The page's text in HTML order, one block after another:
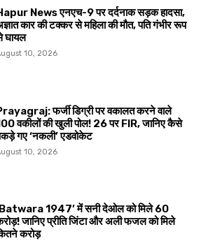
News एनएच-9 पर दर्दनाक सड़क हादसा,
कार की टक्कर से महिला की मौत, पति गंभीर रूप
घायल
10, 2026
फर्जी डिग्री पर वकालत करने वाले
वकीलों की खुली पोल! 26 पर FIR, जानिए कैसे
गए ‘नकली’ एडवोकेट
10, 2026
1947’ में सनी देओल को मिले ₹60
जानिए प्रीति जिंटा और अली फजल को मिले
करोड़